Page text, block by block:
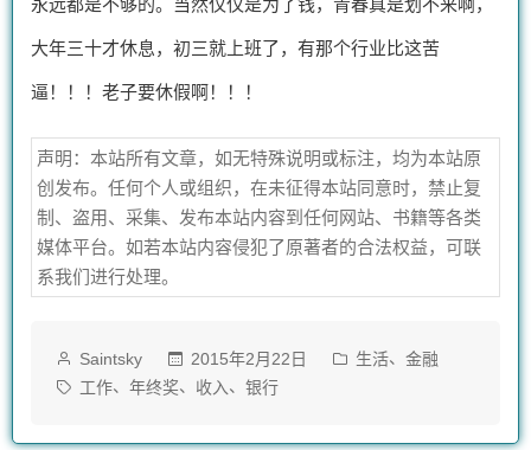
永远都是不够的。当然仅仅是为了钱，青春真是划不来啊，
大年三十才休息，初三就上班了，有那个行业比这苦
逼！！！老子要休假啊！！！
声明：本站所有文章，如无特殊说明或标注，均为本站原
创发布。任何个人或组织，在未征得本站同意时，禁止复
制、盗用、采集、发布本站内容到任何网站、书籍等各类
媒体平台。如若本站内容侵犯了原著者的合法权益，可联
系我们进行处理。
作
者：
Saintsky 2015年2月22日
发
生活、 金融
标
工作、 年终奖、 收入、 银行